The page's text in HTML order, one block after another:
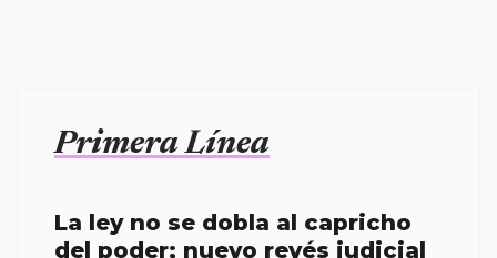
Primera Línea
La ley no se dobla al capricho
del poder; nuevo revés judicial